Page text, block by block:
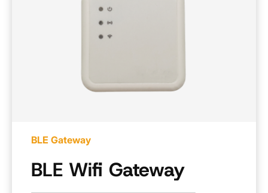
BLE Gateway
BLE Wifi Gateway